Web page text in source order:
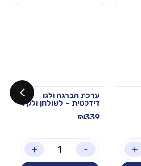
+
ערכת הברגה ולגו
דידקטית – לשולחן ולקיר
₪339
-
+